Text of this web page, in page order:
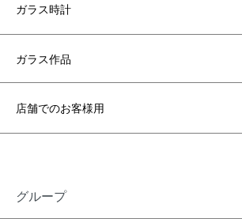
ガラス時計
ガラス作品
店舗でのお客様用
グループ